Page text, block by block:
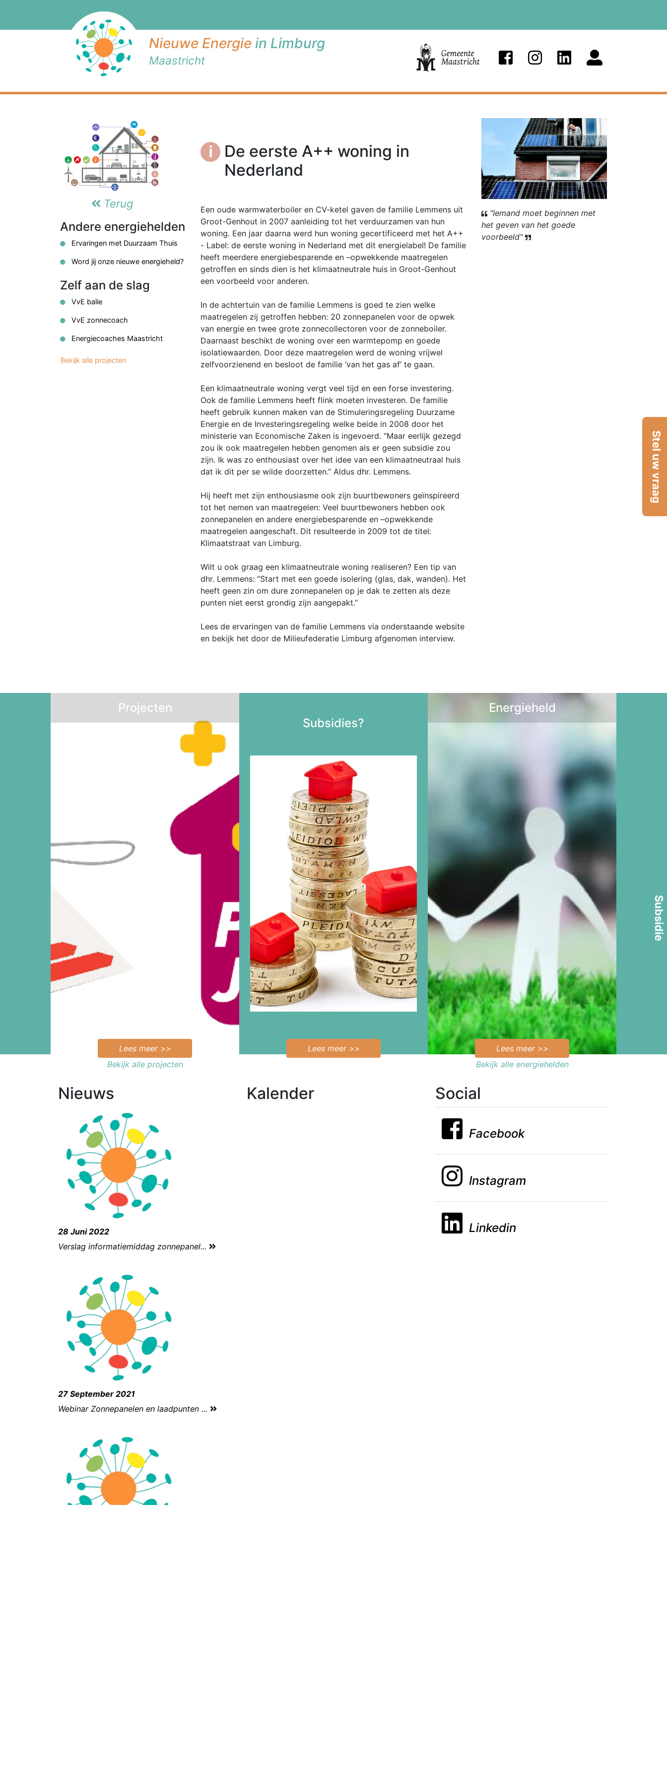
Stel uw vraag
Subsidie
Nieuwe Energie in Limburg
Maastricht
Terug
Andere energiehelden
Ervaringen met Duurzaam Thuis
Word jij onze nieuwe energieheld?
Zelf aan de slag
VvE balie
VvE zonnecoach
Energiecoaches Maastricht
Bekijk alle projecten
De eerste A++ woning in
Nederland
Een oude warmwaterboiler en CV-ketel gaven de familie Lemmens uit
Groot-Genhout in 2007 aanleiding tot het verduurzamen van hun
woning. Een jaar daarna werd hun woning gecertificeerd met het A++
- Label: de eerste woning in Nederland met dit energielabel! De familie
heeft meerdere energiebesparende en –opwekkende maatregelen
getroffen en sinds dien is het klimaatneutrale huis in Groot-Genhout
een voorbeeld voor anderen.
In de achtertuin van de familie Lemmens is goed te zien welke
maatregelen zij getroffen hebben: 20 zonnepanelen voor de opwek
van energie en twee grote zonnecollectoren voor de zonneboiler.
Daarnaast beschikt de woning over een warmtepomp en goede
isolatiewaarden. Door deze maatregelen werd de woning vrijwel
zelfvoorzienend en besloot de familie ‘van het gas af’ te gaan.
Een klimaatneutrale woning vergt veel tijd en een forse investering.
Ook de familie Lemmens heeft flink moeten investeren. De familie
heeft gebruik kunnen maken van de Stimuleringsregeling Duurzame
Energie en de Investeringsregeling welke beide in 2008 door het
ministerie van Economische Zaken is ingevoerd. “Maar eerlijk gezegd
zou ik ook maatregelen hebben genomen als er geen subsidie zou
zijn. Ik was zo enthousiast over het idee van een klimaatneutraal huis
dat ik dit per se wilde doorzetten.” Aldus dhr. Lemmens.
Hij heeft met zijn enthousiasme ook zijn buurtbewoners geïnspireerd
tot het nemen van maatregelen: Veel buurtbewoners hebben ook
zonnepanelen en andere energiebesparende en –opwekkende
maatregelen aangeschaft. Dit resulteerde in 2009 tot de titel:
Klimaatstraat van Limburg.
Wilt u ook graag een klimaatneutrale woning realiseren? Een tip van
dhr. Lemmens: “Start met een goede isolering (glas, dak, wanden). Het
heeft geen zin om dure zonnepanelen op je dak te zetten als deze
punten niet eerst grondig zijn aangepakt.”
Lees de ervaringen van de familie Lemmens via onderstaande website
en bekijk het door de Milieufederatie Limburg afgenomen interview.
“Iemand moet beginnen met
het geven van het goede
voorbeeld"
Projecten
Lees meer >>
Bekijk alle projecten
Subsidies?
Lees meer >>
Energieheld
Lees meer >>
Bekijk alle energiehelden
Nieuws
28 Juni 2022
Verslag informatiemiddag zonnepanel...
27 September 2021
Webinar Zonnepanelen en laadpunten ...
Kalender Social
Facebook
Instagram
Linkedin